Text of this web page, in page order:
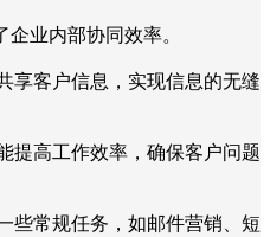
业内部协同效率。
享客户信息，实现信息的无缝
提高工作效率，确保客户问题
些常规任务，如邮件营销、短